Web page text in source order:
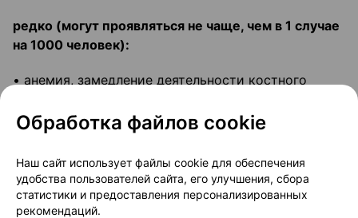
редко (могут проявляться не чаще, чем в 1 случае
на 1000 человек):
• анемия, замедление деятельности костного
• отечность;
• нарушение функции почек (нефропатия) и
нарушение процесса реабсорбции в почечных
канальцах (тубулопатия).
Обработка файлов cookie
Наш сайт использует файлы cookie для обеспечения
удобства пользователей сайта, его улучшения, сбора
статистики и предоставления персонализированных
рекомендаций.